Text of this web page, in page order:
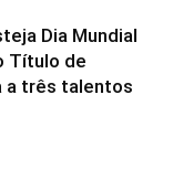
Dia Mundial
Título de
a três talentos